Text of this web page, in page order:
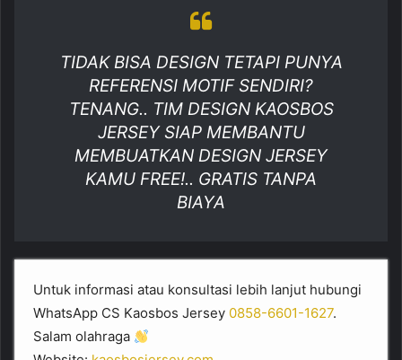
TIDAK BISA DESIGN TETAPI PUNYA
REFERENSI MOTIF SENDIRI?
TENANG.. TIM DESIGN KAOSBOS
JERSEY SIAP MEMBANTU
MEMBUATKAN DESIGN JERSEY
KAMU FREE!.. GRATIS TANPA
BIAYA
Untuk informasi atau konsultasi lebih lanjut hubungi
WhatsApp CS Kaosbos Jersey 0858-6601-1627.
Salam olahraga